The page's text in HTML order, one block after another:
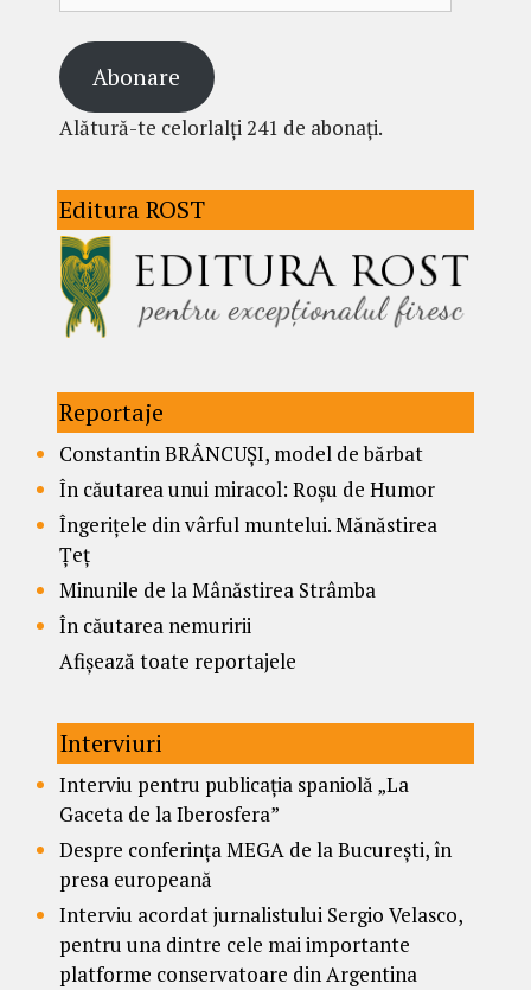
Abonare
Alătură-te celorlalți 241 de abonați.
Editura ROST
Reportaje
Constantin BRÂNCUȘI, model de bărbat
În căutarea unui miracol: Roșu de Humor
Îngerițele din vârful muntelui. Mănăstirea
Țeț
Minunile de la Mânăstirea Strâmba
În căutarea nemuririi
Afișează toate reportajele
Interviuri
Interviu pentru publicația spaniolă „La
Gaceta de la Iberosfera”
Despre conferința MEGA de la București, în
presa europeană
Interviu acordat jurnalistului Sergio Velasco,
pentru una dintre cele mai importante
platforme conservatoare din Argentina